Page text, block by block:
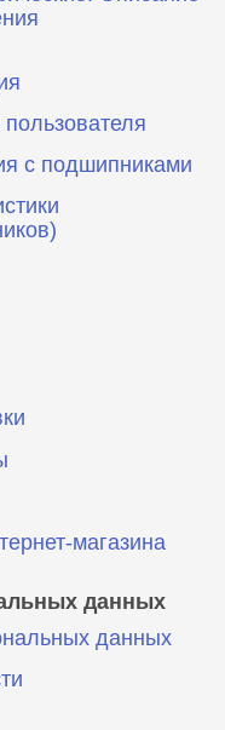
с подшипниками
магазина
данных
данных